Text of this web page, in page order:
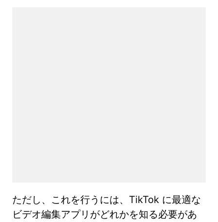
ただし、これを行うには、TikTok に最適な
ビデオ編集アプリがどれかを知る必要があ